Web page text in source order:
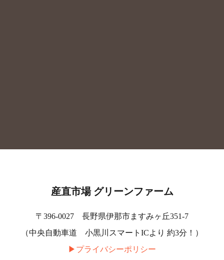
産直市場 グリーンファーム
〒396-0027 長野県伊那市ますみヶ丘351-7
（中央自動車道 小黒川スマートICより 約3分！）
▶︎プライバシーポリシー